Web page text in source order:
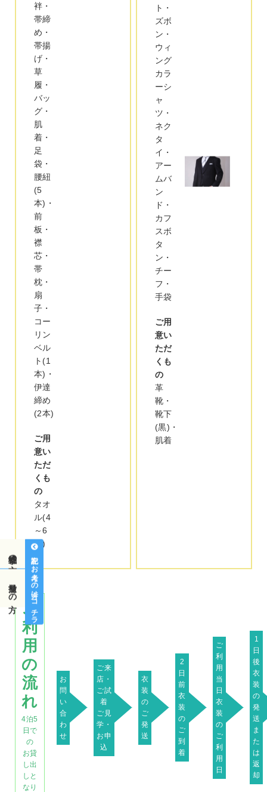
左記をお考えの方はコチラ
神社挙式の方
前撮りの方
袢・
帯締
め・
帯揚
げ・
草
履・
バッ
グ・
肌
着・
足
袋・
腰紐
(5
本)・
前
板・
襟
芯・
帯
枕・
扇
子・
コー
リン
ベル
ト(1
本)・
伊達
締め
(2本)
ご用
意い
ただ
くも
の
タオ
ル(4
～6
枚)
ト・
ズボ
ン・
ウィ
ング
カラ
ーシ
ャ
ツ・
ネク
タ
イ・
アー
ムバ
ン
ド・
カフ
スボ
タ
ン・
チー
フ・
手袋
ご用
意い
ただ
くも
の
革
靴・
靴下
(黒)・
肌着
ご
利
用
の
流
れ
4泊5
日で
の
お貸
し出
しと
なり
お
問
い
合
わ
せ
ご来
店・
ご試
着
ご見
学・
お申
込
衣
装
の
ご
発
送
2
日
前
衣
装
の
ご
到
着
ご
利
用
当
日
衣
装
の
ご
利
用
日
1
日
後
衣
装
の
発
送
ま
た
は
返
却